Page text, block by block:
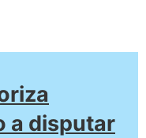
a disputar